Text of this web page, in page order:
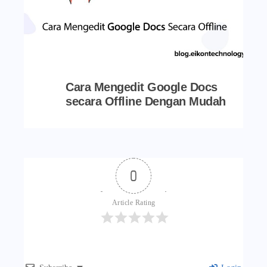
Cara Mengedit Google Docs
secara Offline Dengan Mudah
0
Article Rating